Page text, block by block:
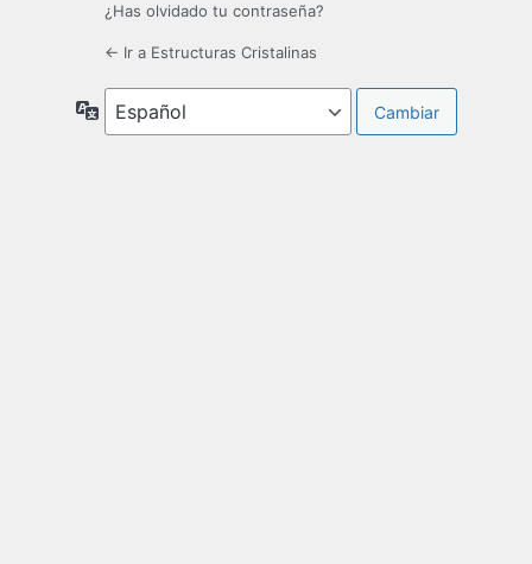
¿Has olvidado tu contraseña?
← Ir a Estructuras Cristalinas
Idioma